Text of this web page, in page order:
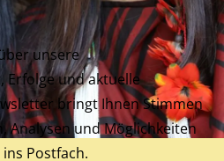
unsere
Erfolge und aktuelle
bringt Ihnen Stimmen
und Möglichkeiten
Postfach.